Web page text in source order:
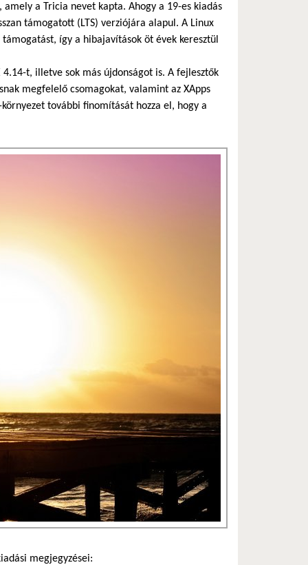
a Tricia nevet kapta. Ahogy a 19-es kiadás
támogatott (LTS) verziójára alapul. A Linux
így a hibajavítások öt évek keresztül
4.14-t, illetve sok más újdonságot is. A fejlesztők
megfelelő csomagokat, valamint az XApps
további finomítását hozza el, hogy a
megjegyzései: